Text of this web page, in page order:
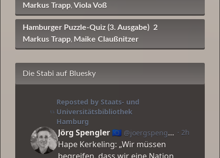
Markus Trapp, Viola Voß
Hamburger Puzzle-Quiz (3. Ausgabe) 2
Markus Trapp, Maike Claußnitzer
Die Stabi auf Bluesky